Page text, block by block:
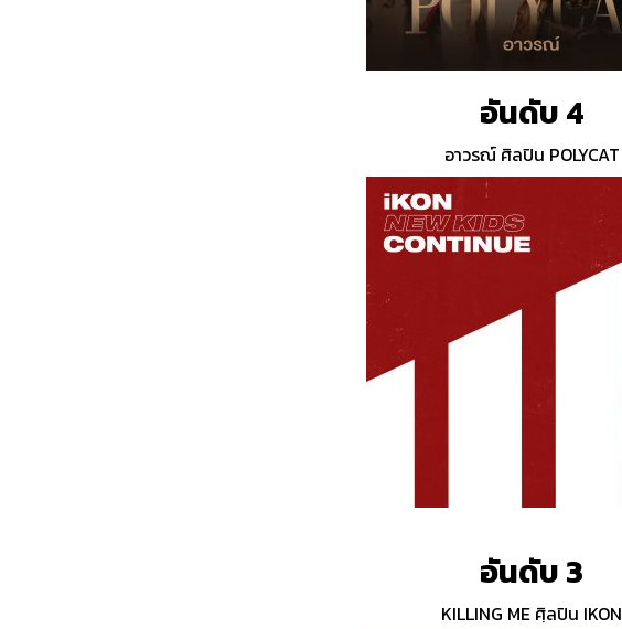
อันดับ 4
อาวรณ์ ศิลปิน POLYCAT
อันดับ 3
KILLING ME ศฺิลปิน IKON